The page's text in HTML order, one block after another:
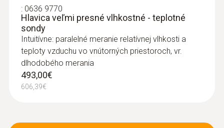
: 0636 9770
Hlavica veľmi presné vlhkostné - teplotné
sondy
Intuitívne: paralelné meranie relatívnej vlhkosti a
teploty vzduchu vo vnútorných priestoroch, vr.
dlhodobého merania
493,00€
606,39€